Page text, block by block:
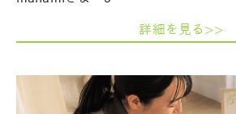
詳細を見る>>